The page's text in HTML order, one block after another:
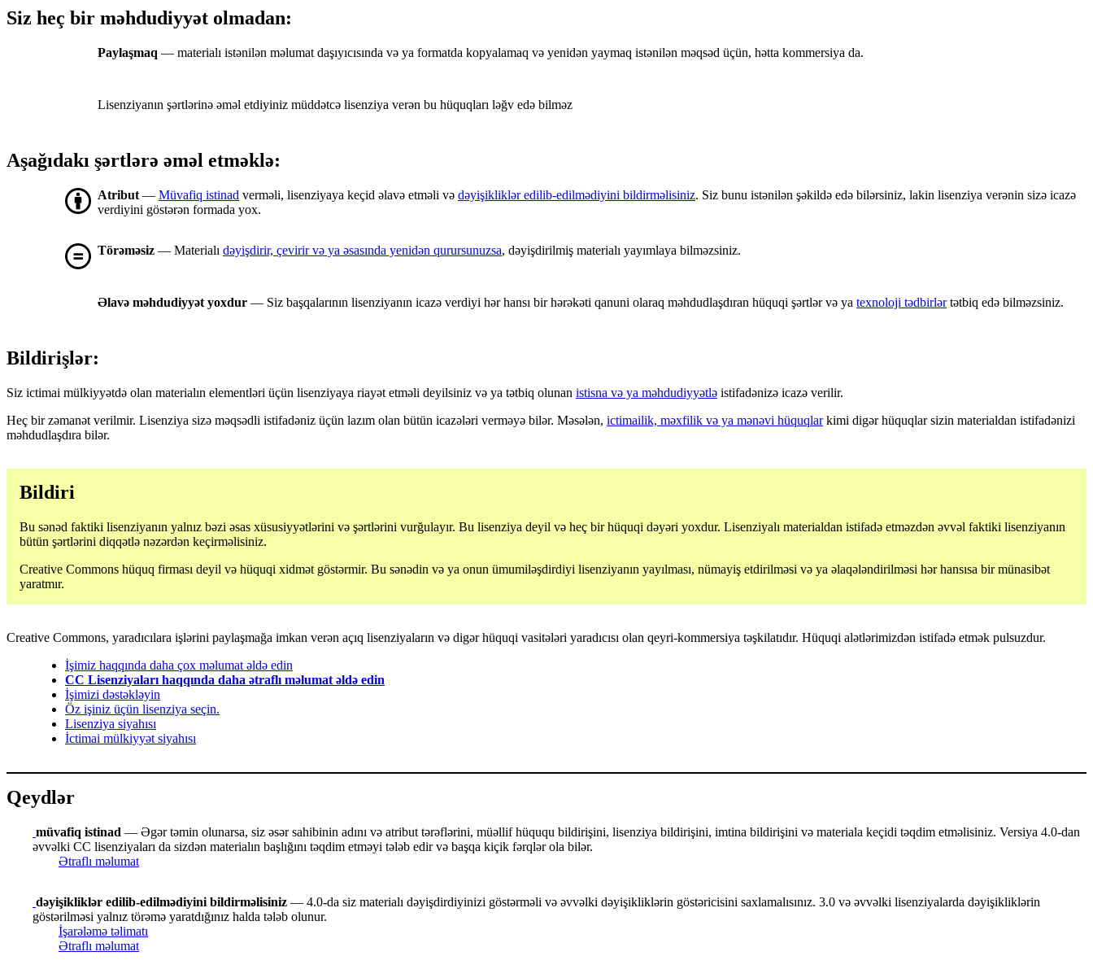
Siz heç bir məhdudiyyət olmadan:
Paylaşmaq — materialı istənilən məlumat daşıyıcısında və ya formatda kopyalamaq və yenidən yaymaq istənilən məqsəd üçün, hətta kommersiya da.
Lisenziyanın şərtlərinə əməl etdiyiniz müddətcə lisenziya verən bu hüquqları ləğv edə bilməz
Aşağıdakı şərtlərə əməl etməklə:
Atribut — Müvafiq istinad verməli, lisenziyaya keçid əlavə etməli və dəyişikliklər edilib-edilmədiyini bildirməlisiniz. Siz bunu istənilən şəkildə edə bilərsiniz, lakin lisenziya verənin sizə icazə
verdiyini göstərən formada yox.
Törəməsiz — Materialı dəyişdirir, çevirir və ya əsasında yenidən qurursunuzsa, dəyişdirilmiş materialı yayımlaya bilməzsiniz.
Əlavə məhdudiyyət yoxdur — Siz başqalarının lisenziyanın icazə verdiyi hər hansı bir hərəkəti qanuni olaraq məhdudlaşdıran hüquqi şərtlər və ya texnoloji tədbirlərtətbiq edə bilməzsiniz.
Bildirişlər:
Siz ictimai mülkiyyətdə olan materialın elementləri üçün lisenziyaya riayət etməli deyilsiniz və ya tətbiq olunan istisna və ya məhdudiyyətlə istifadənizə icazə verilir.
Heç bir zəmanət verilmir. Lisenziya sizə məqsədli istifadəniz üçün lazım olan bütün icazələri verməyə bilər. Məsələn, ictimailik, məxfilik və ya mənəvi hüquqlarkimi digər hüquqlar sizin materialdan istifadənizi
məhdudlaşdıra bilər.
Bildiri
Bu sənəd faktiki lisenziyanın yalnız bəzi əsas xüsusiyyətlərini və şərtlərini vurğulayır. Bu lisenziya deyil və heç bir hüquqi dəyəri yoxdur. Lisenziyalı materialdan istifadə etməzdən əvvəl faktiki lisenziyanın
bütün şərtlərini diqqətlə nəzərdən keçirməlisiniz.
Creative Commons hüquq firması deyil və hüquqi xidmət göstərmir. Bu sənədin və ya onun ümumiləşdirdiyi lisenziyanın yayılması, nümayiş etdirilməsi və ya əlaqələndirilməsi hər hansısa bir münasibət
yaratmır.
Creative Commons, yaradıcılara işlərini paylaşmağa imkan verən açıq lisenziyaların və digər hüquqi vasitələri yaradıcısı olan qeyri-kommersiya təşkilatıdır. Hüquqi alətlərimizdən istifadə etmək pulsuzdur.
İşimiz haqqında daha çox məlumat əldə edin
CC Lisenziyaları haqqında daha ətraflı məlumat əldə edin
İşimizi dəstəkləyin
Öz işiniz üçün lisenziya seçin.
Lisenziya siyahısı
İctimai mülkiyyət siyahısı
Qeydlər
müvafiq istinad — Əgər təmin olunarsa, siz əsər sahibinin adını və atribut tərəflərini, müəllif hüququ bildirişini, lisenziya bildirişini, imtina bildirişini və materiala keçidi təqdim etməlisiniz. Versiya 4.0-dan
əvvəlki CC lisenziyaları da sizdən materialın başlığını təqdim etməyi tələb edir və başqa kiçik fərqlər ola bilər.
Ətraflı məlumat
dəyişikliklər edilib-edilmədiyini bildirməlisiniz — 4.0-da siz materialı dəyişdirdiyinizi göstərməli və əvvəlki dəyişikliklərin göstəricisini saxlamalısınız. 3.0 və əvvəlki lisenziyalarda dəyişikliklərin
göstərilməsi yalnız törəmə yaratdığınız halda tələb olunur.
İşarələmə təlimatı
Ətraflı məlumat